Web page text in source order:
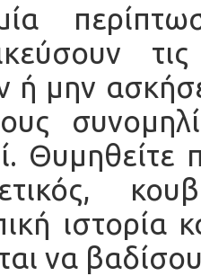
ή μην
ιστορία
να